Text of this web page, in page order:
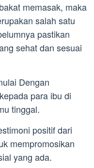
memasak, maka
salah satu
pastikan
sehat dan sesuai
Dengan
para ibu di
tinggal.
positif dari
mempromosikan
yang ada.